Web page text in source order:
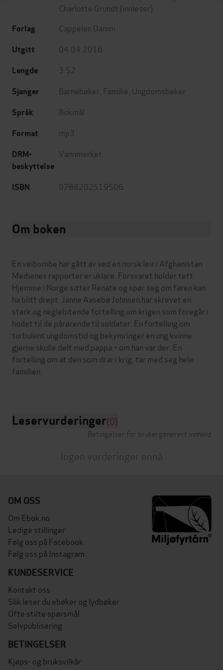
Charlotte Grundt (innleser)
Forlag Cappelen Damm
Utgitt 04.04.2016
Lengde 3:52
Sjanger Barnebøker Familie Ungdomsbøker
Språk Bokmål
Format mp3
DRM-
beskyttelse
Vannmerket
ISBN 9788202519506
Om boken
En veibombe har gått av ved en norsk leir i Afghanistan.
Medienes rapporter er uklare. Forsvaret holder tett.
Hjemme i Norge sitter Renate og spør seg om faren kan
ha blitt drept. Janne Aasebø Johnsen har skrevet en
sterk og neglebitende fortelling om krigen som foregår i
hodet til de pårørende til soldater. En fortelling om
turbulent ungdomstid og bekymringer en ung kvinne
gjerne skulle delt med pappa – om han var der. En
fortelling om at den som drar i krig, tar med seg hele
familien.
Leservurderinger(0)
Betingelser for brukergenerert innhold
Ingen vurderinger ennå
OM OSS
Om Ebok.no
Ledige stillinger
Følg oss på Facebook
Følg oss på Instagram
KUNDESERVICE
Kontakt oss
Slik leser du ebøker og lydbøker
Ofte stilte spørsmål
Selvpublisering
BETINGELSER
Kjøps- og bruksvilkår